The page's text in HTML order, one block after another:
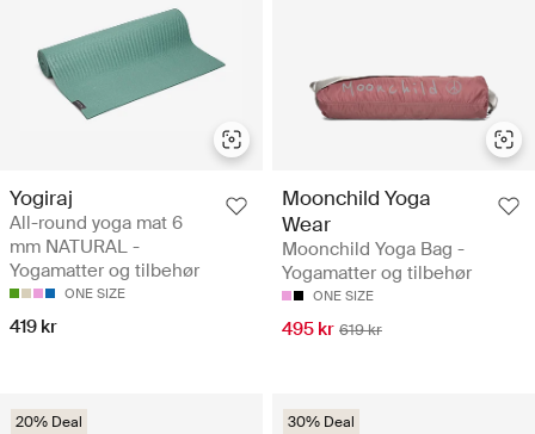
Yogiraj
All-round yoga mat 6
mm NATURAL -
Yogamatter og tilbehør
ONE SIZE
419 kr
Moonchild Yoga
Wear
Moonchild Yoga Bag -
Yogamatter og tilbehør
ONE SIZE
495 kr 619 kr
20% Deal 30% Deal